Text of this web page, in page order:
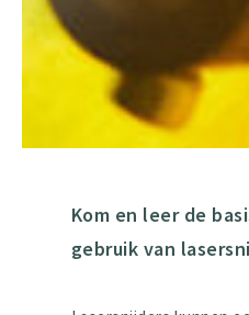
Kom en leer de
gebruik van